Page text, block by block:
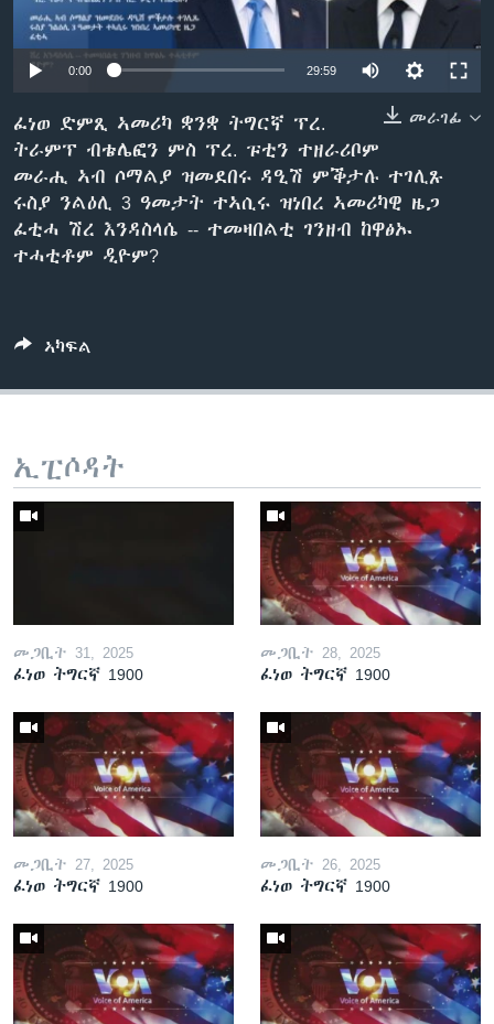
ቂሔ ጽልሚ
ቋንቋታት
Auto 240p 360p 480p
0:00 29:59
240p
480p
720p
መራገፊ
ፈነወ ድምጺ ኣመሪካ ቋንቋ ትግርኛ ፕረ.
ትራምፕ ብቴሌፎን ምስ ፕረ. ፑቲን ተዘራሪቦም
መራሒ ኣብ ሶማልያ ዝመደበሩ ዳዒሽ ምቕታሉ ተገሊጹ
ሩስያ ንልዕሊ 3 ዓመታት ተኣሲሩ ዝነበረ ኣመሪካዊ ዜጋ
ፈቲሓ ሽረ እንዳስላሴ -- ተመዛበልቲ ገንዘብ ከዋፅኡ
ተሓቲቶም ዲዮም?
ኣካፍል
ኢፒሶዳት
መጋቢት 31, 2025
ፈነወ ትግርኛ 1900
መጋቢት 28, 2025
ፈነወ ትግርኛ 1900
መጋቢት 27, 2025
ፈነወ ትግርኛ 1900
መጋቢት 26, 2025
ፈነወ ትግርኛ 1900